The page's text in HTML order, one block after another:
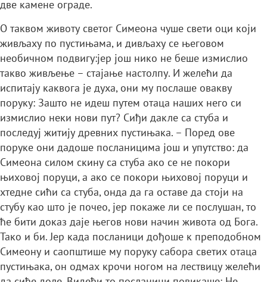
две камене ограде.
O таквом животу светог Симеона чуше свети оци који
живљаху по пустињама, и дивљаху се његовом
необичном подвигу:јер још нико не беше измислио
такво живљење – стајање настолпу. И желећи да
испитају каквога је духа, они му послаше овакву
поруку: Зашто не идеш путем отаца наших него си
измислио неки нови пут? Сиђи дакле са стуба и
последуј житију древних пустињака. – Поред ове
поруке они дадоше посланицима још и упутство: да
Симеона силом скину са стуба ако се не покори
њиховој поруци, а ако се покори њиховој поруци и
хтедне сићи са стуба, онда да га оставе да стоји на
стубу као што је почео, јер покаже ли се послушан, то
ће бити доказ даје његов нови начин живота од Бога.
Тако и би. Јер када посланици дођоше к преподобном
Симеону и саопштише му поруку сабора светих отаца
пустињака, он одмах крочи ногом на лествицу желећи